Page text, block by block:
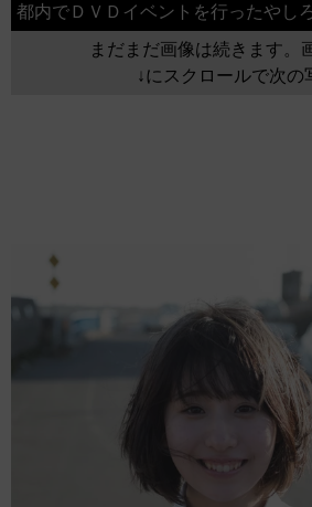
都内でＤＶＤイベントを行ったやし
まだまだ画像は続きます。
↓にスクロールで次の